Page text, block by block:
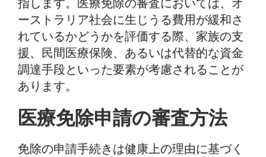
ーストラリア社会に生じうる費用が緩和さ
れているかどうかを評価する際、家族の支
援、民間医療保険、あるいは代替的な資金
調達手段といった要素が考慮されることが
あります。
医療免除申請の審査方法
免除の申請手続きは健康上の理由に基づく